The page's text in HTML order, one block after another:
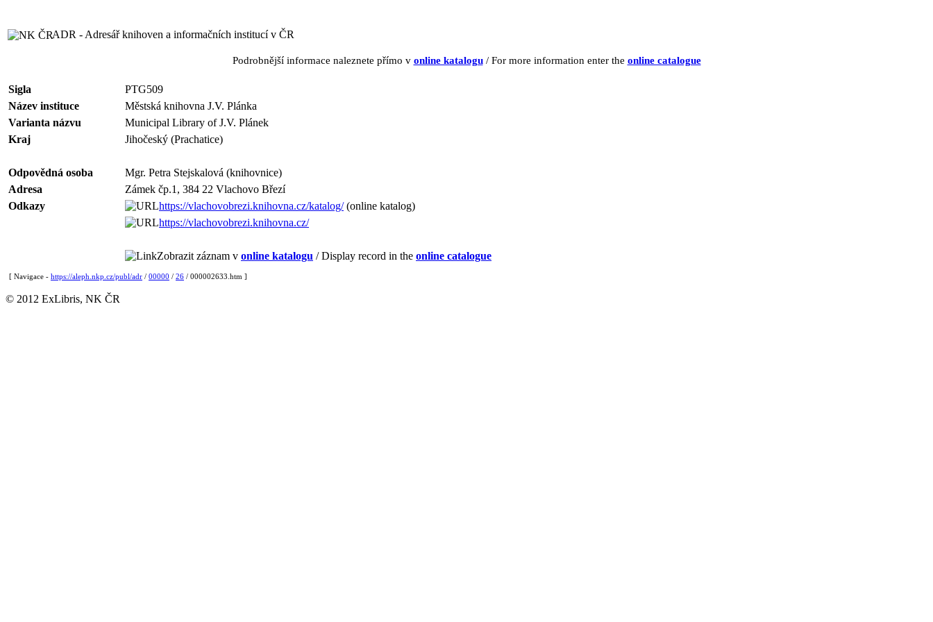
ADR - Adresář knihoven a informačních institucí v ČR
Podrobnější informace naleznete přímo v online katalogu/ For more information enter the online catalogue
Sigla
PTG509
Název instituce
Městská knihovna J.V. Plánka
Varianta názvu
Municipal Library of J.V. Plánek
Kraj
Jihočeský (Prachatice)
Odpovědná osoba
Mgr. Petra Stejskalová (knihovnice)
Adresa
Zámek čp.1, 384 22 Vlachovo Březí
Odkazy
https://vlachovobrezi.knihovna.cz/katalog/(online katalog)
https://vlachovobrezi.knihovna.cz/
Zobrazit záznam v online katalogu / Display record in the online catalogue
[ Navigace - https://aleph.nkp.cz/publ/adr / 00000 / 26 / 000002633.htm ]
© 2012 ExLibris, NK ČR